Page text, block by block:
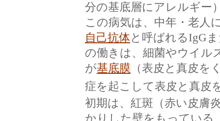
分の基底層にアレルギー
この病気は、中年・老人
自己抗体と呼ばれるIgG
の働きは、細菌やウイル
が基底膜 （表皮と真皮を
症を起こして表皮と真皮
初期は、紅斑（赤い皮膚
かりした壁をもっている